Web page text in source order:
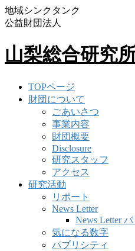
地域シンクタンク
公益財団法人
山梨総合研究
TOPページ
財団について
ごあいさつ
事業内容
財団概要
Disclosure
研究スタッフ
アクセス
研究活動
リポート
News Letter
News Letter
気になる数字
パブリシティ